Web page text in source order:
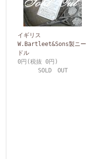
イギリス
W.Bartleet&Sons製ニー
ドル
0円(税抜 0円)
SOLD OUT